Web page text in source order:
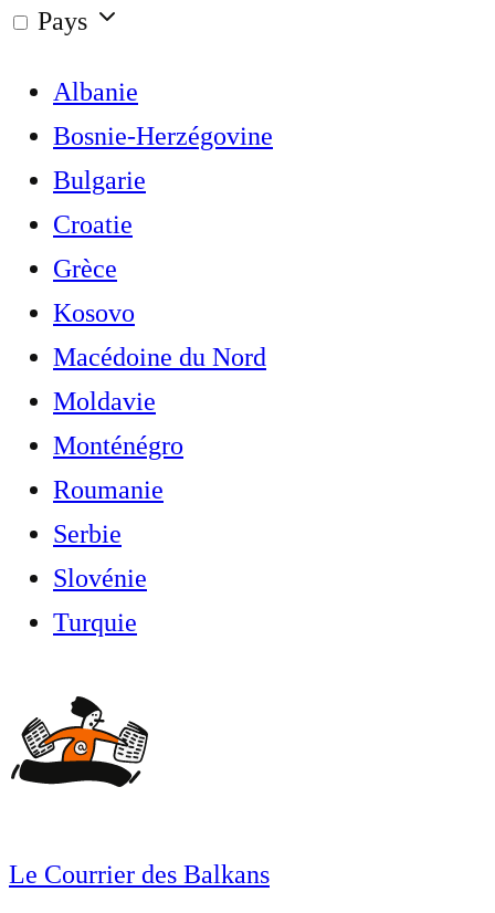
Pays
Albanie
Bosnie-Herzégovine
Bulgarie
Croatie
Grèce
Kosovo
Macédoine du Nord
Moldavie
Monténégro
Roumanie
Serbie
Slovénie
Turquie
Le Courrier des Balkans